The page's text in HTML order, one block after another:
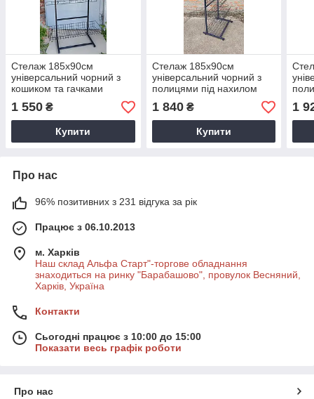
Стелаж 185х90см
універсальний чорний з
кошиком та гачками
1 550 ₴
Купити
Стелаж 185х90см
універсальний чорний з
полицями під нахилом
1 840₴
Купити
1
Про нас
96% позитивних з 231 відгука за рік
Працює з 06.10.2013
м. Харків
Наш склад Альфа Старт"-торгове обладнання
знаходиться на ринку "Барабашово", провулок Весняний,
Харків, Україна
Контакти
Сьогодні працює з 10:00 до 15:00
Показати весь графік роботи
Про нас